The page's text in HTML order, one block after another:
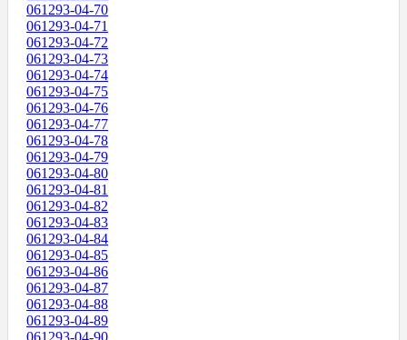
061293-04-70
061293-04-71
061293-04-72
061293-04-73
061293-04-74
061293-04-75
061293-04-76
061293-04-77
061293-04-78
061293-04-79
061293-04-80
061293-04-81
061293-04-82
061293-04-83
061293-04-84
061293-04-85
061293-04-86
061293-04-87
061293-04-88
061293-04-89
061293-04-90